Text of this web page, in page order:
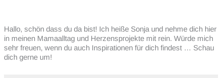
Hallo, schön dass du da bist! Ich heiße Sonja und nehme dich hier
in meinen Mamaalltag und Herzensprojekte mit rein. Würde mich
sehr freuen, wenn du auch Inspirationen für dich findest … Schau
dich gerne um!